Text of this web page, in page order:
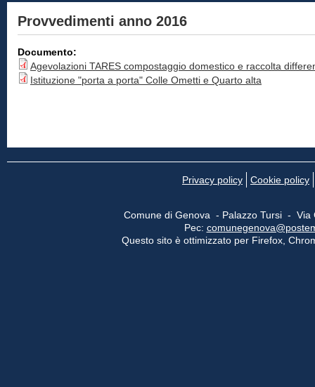
Provvedimenti anno 2016
Documento:
Agevolazioni TARES compostaggio domestico e raccolta
Istituzione "porta a porta" Colle Ometti e Quarto alta
Privacy policy Cookie policy
Comune di Genova - Palazzo Tursi -
Pec:
Questo sito è ottimizzato per Firefox,